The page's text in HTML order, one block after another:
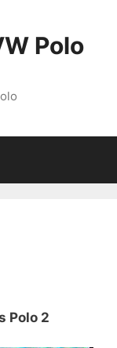
Polo
Polo 2